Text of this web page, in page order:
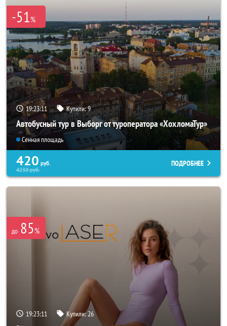
-51%
19:23:07 Купили:9
Автобусный тур в Выборг от туроператора «ХохломаТур»
Сенная площадь
420 руб.
4230руб.
ПОДРОБНЕЕ
до 85%
19:23:07 Купили:26